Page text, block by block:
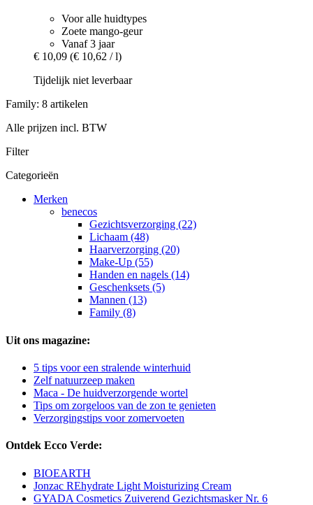
Voor alle huidtypes
Zoete mango-geur
Vanaf 3 jaar
€ 10,09 (€ 10,62 / l)
Tijdelijk niet leverbaar
Family: 8 artikelen
Alle prijzen incl. BTW
Filter
Categorieën
Merken
benecos
Gezichtsverzorging (22)
Lichaam (48)
Haarverzorging (20)
Make-Up (55)
Handen en nagels (14)
Geschenksets (5)
Mannen (13)
Family (8)
Uit ons magazine:
5 tips voor een stralende winterhuid
Zelf natuurzeep maken
Maca - De huidverzorgende wortel
Tips om zorgeloos van de zon te genieten
Verzorgingstips voor zomervoeten
Ontdek Ecco Verde:
BIOEARTH
Jonzac REhydrate Light Moisturizing Cream
GYADA Cosmetics Zuiverend Gezichtsmasker Nr. 6